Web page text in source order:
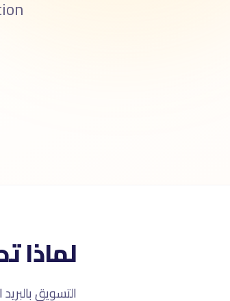
لماذا